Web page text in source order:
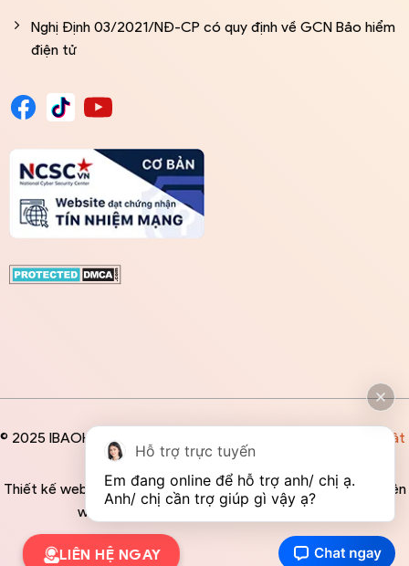
Nghị Định 03/2021/NĐ-CP có quy định về GCN Bảo hiểm
điện tử
© 2025 IBAOHIEM
Thiết kế website độc quyền bởi IBAOHIEM - Mọi thông tin trên
website đều mang tính chất tham khảo
Chính sách bảo mật
LIÊN HỆ NGAY
Hỗ trợ trực tuyến
Em đang online để hỗ trợ anh/ chị ạ.
Anh/ chị cần trợ giúp gì vậy ạ?